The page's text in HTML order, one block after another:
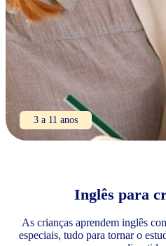
3 a 11 anos
Inglês para
As crianças aprendem inglês
especiais, tudo para tornar o